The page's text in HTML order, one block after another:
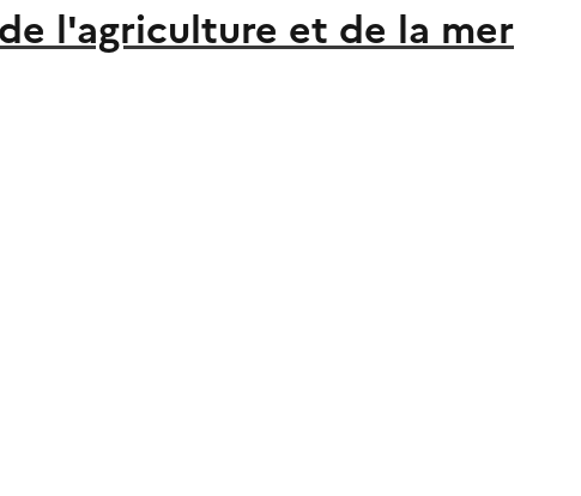
l'agriculture et de la mer